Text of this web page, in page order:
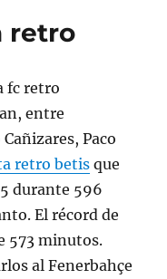
retro
entre
Paco
retro betisque
durante 596
El récord de
573 minutos.
al Fenerbahçe